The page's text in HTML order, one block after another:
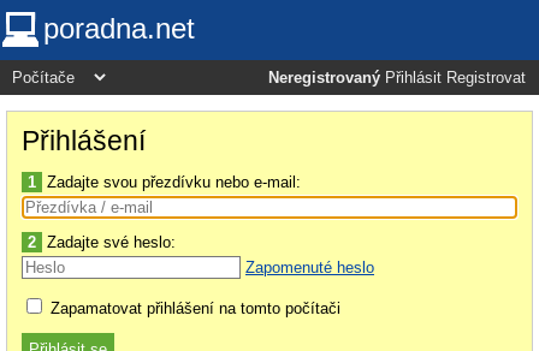
poradna.net
Neregistrovaný Přihlásit Registrovat
Přihlášení
1 Zadajte svou přezdívku nebo e-mail:
2 Zadajte své heslo:
Zapomenuté heslo
Zapamatovat přihlášení na tomto počítači